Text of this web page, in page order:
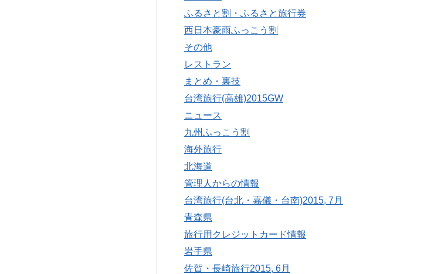
ふるさと割・ふるさと旅行券
西日本豪雨ふっこう割
その他
レストラン
まとめ・裏技
台湾旅行(高雄)2015GW
ニュース
九州ふっこう割
海外旅行
北海道
管理人からの情報
台湾旅行(台北・嘉儀・台南)2015, 7月
青森県
旅行用クレジットカード情報
岩手県
佐賀・長崎旅行2015, 6月